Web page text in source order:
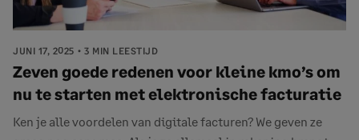
JUNI 17, 2025 3 MIN LEESTIJD
Zeven goede redenen voor kleine kmo’s om
nu te starten met elektronische facturatie
Ken je alle voordelen van digitale facturen? We geven ze